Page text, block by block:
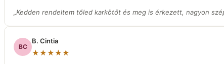
„Kedden rendeltem tőled karkötőt és meg is érkezett, nagyon
BC
B. Cintia
★★★★★